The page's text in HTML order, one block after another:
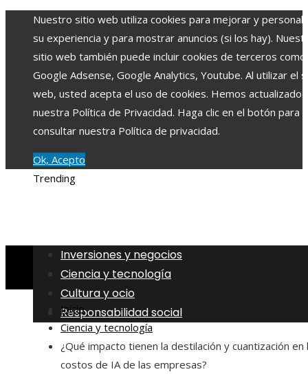
Nuestro sitio web utiliza cookies para mejorar y
su experiencia y para mostrar anuncios (si los hay).
sitio web también puede incluir cookies de terceros como
Google Adsense, Google Analytics, Youtube. Al utilizar el
web, usted acepta el uso de cookies. Hemos actualizado
nuestra Política de Privacidad. Haga clic en el botón para
consultar nuestra Política de privacidad.
Ok, Acepto
Trending
Inversiones y negocios
Ciencia y tecnología
Cultura y ocio
Responsabilidad social
Inicio
Ciencia y tecnología
¿Qué impacto tienen la destilación y cuantización en
costos de IA de las empresas?